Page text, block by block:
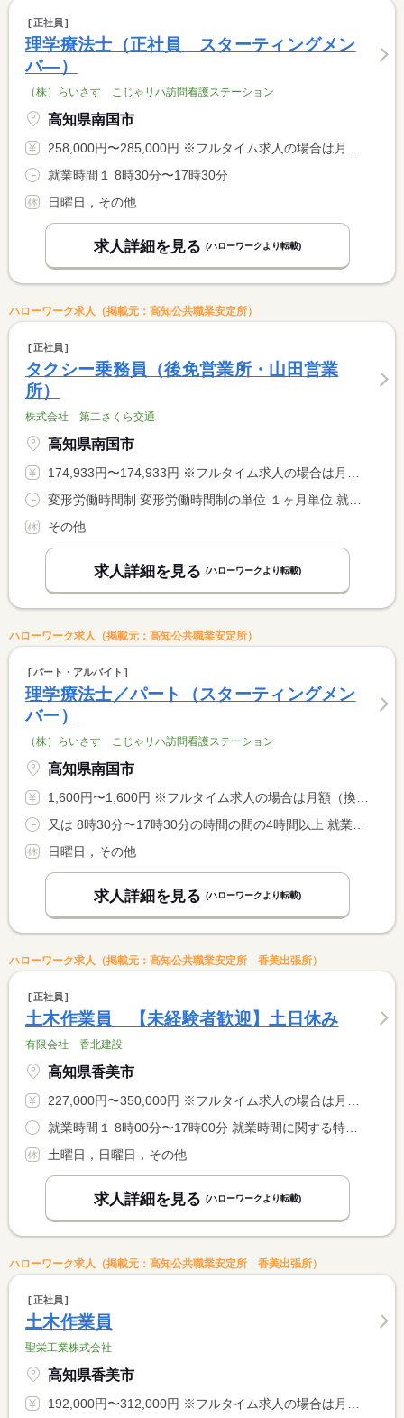
正社員
理学療法士（正社員 スターティングメン
バ―）
（株）らいさす こじゃリハ訪問看護ステーション
高知県南国市
258,000円〜285,000円 ※フルタイム求人の場合は月額（換算額）、パート求人の場合は時間額を表示しています。
就業時間１ 8時30分〜17時30分
日曜日，その他
求人詳細を見る (ハローワークより転載)
ハローワーク求人（掲載元：高知公共職業安定所）
正社員
タクシー乗務員（後免営業所・山田営業
所）
株式会社 第二さくら交通
高知県南国市
174,933円〜174,933円 ※フルタイム求人の場合は月額（換算額）、パート求人の場合は時間額を表示しています。
その他
求人詳細を見る (ハローワークより転載)
ハローワーク求人（掲載元：高知公共職業安定所）
パート・アルバイト
理学療法士／パート（スターティングメン
バー）
（株）らいさす こじゃリハ訪問看護ステーション
高知県南国市
1,600円〜1,600円 ※フルタイム求人の場合は月額（換算額）、パート求人の場合は時間額を表示しています。
日曜日，その他
求人詳細を見る (ハローワークより転載)
ハローワーク求人（掲載元：高知公共職業安定所 香美出張所）
正社員
土木作業員 【未経験者歓迎】土日休み
有限会社 香北建設
高知県香美市
227,000円〜350,000円 ※フルタイム求人の場合は月額（換算額）、パート求人の場合は時間額を表示しています。
土曜日，日曜日，その他
求人詳細を見る (ハローワークより転載)
ハローワーク求人（掲載元：高知公共職業安定所 香美出張所）
正社員
土木作業員
聖栄工業株式会社
高知県香美市
192,000円〜312,000円 ※フルタイム求人の場合は月額（換算額）、パート求人の場合は時間額を表示しています。